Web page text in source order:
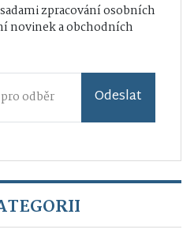
zpracování osobních
novinek a obchodních
Odeslat